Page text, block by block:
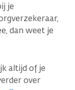
je
dan weet je
altijd of je
over